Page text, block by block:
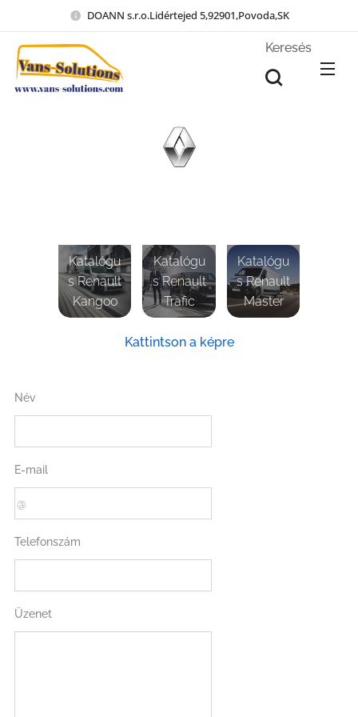
DOANN s.r.o.Lidértejed 5,92901,Povoda,SK
Keresés
Katalógu
s Renault
Kangoo
Katalógu
s Renault
Trafic
Katalógu
s Renault
Master
Kattintson a képre
Név
E-mail
Telefonszám
Üzenet